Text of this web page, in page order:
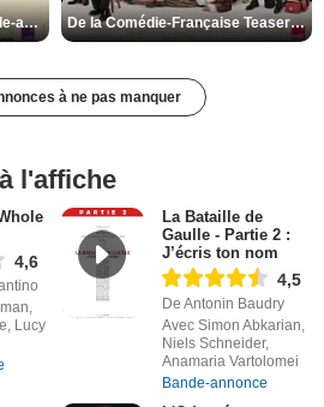
Les Matins merveilleux Bande-annonce VF De la Comédie-Française Teaser VF
à ne pas manquer
l'affiche
4,6
Lucy
La Bataille de
Gaulle - Partie 2 :
J’écris ton nom
4,5
De Antonin Baudry
Avec Simon Abkarian,
Niels Schneider,
Anamaria Vartolomei
Bande-annonce